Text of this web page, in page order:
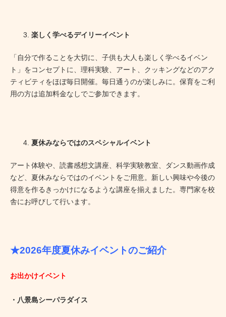
楽しく学べるデイリーイベント
「自分で作ることを大切に、子供も大人も楽しく学べるイベン
ト」をコンセプトに、理科実験、アート、クッキングなどのアク
ティビティをほぼ毎日開催。毎日通うのが楽しみに。保育をご利
用の方は追加料金なしでご参加できます。
夏休みならではのスペシャルイベント
アート体験や、読書感想文講座、科学実験教室、ダンス動画作成
など、夏休みならではのイベントをご用意。新しい興味や今後の
得意を作るきっかけになるような講座を揃えました。専門家を校
舎にお呼びして行います。
★2026年度夏休みイベントのご紹介
お出かけイベント
・八景島シーパラダイス